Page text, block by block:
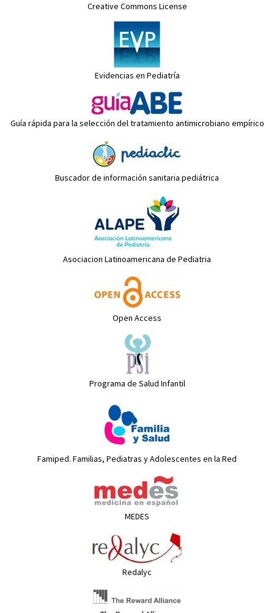
Creative Commons License
Evidencias en Pediatría
Guía rápida para la selección del tratamiento antimicrobiano empírico
Buscador de información sanitaria pediátrica
Asociacion Latinoamericana de Pediatria
Open Access
Programa de Salud Infantil
Famiped. Familias, Pediatras y Adolescentes en la Red
MEDES
Redalyc